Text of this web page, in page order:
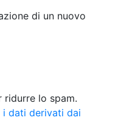
di un nuovo
ridurre lo spam.
i dati derivati dai